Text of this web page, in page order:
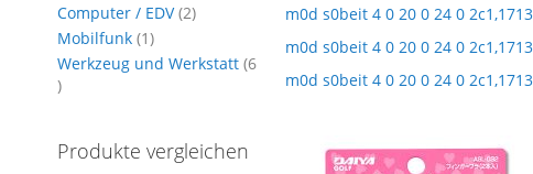
m0d s0beit 4 0 20 0 24 0
m0d s0beit 4 0 20 0 24 0
m0d s0beit 4 0 20 0 24 0
Computer / EDV 2Artikel
Mobilfunk 1Artikel
Werkzeug und Werkstatt 6
Artikel
Produkte vergleichen